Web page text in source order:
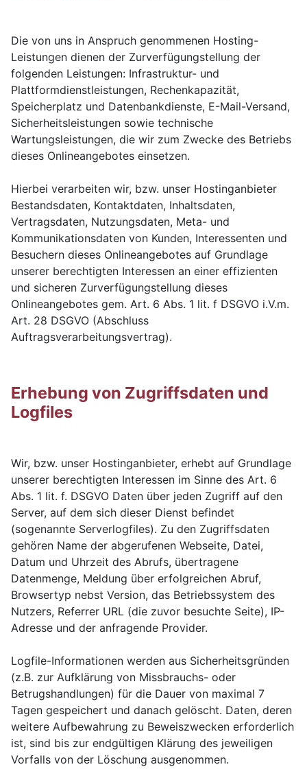
Die von uns in Anspruch genommenen Hosting-
Leistungen dienen der Zurverfügungstellung der
folgenden Leistungen: Infrastruktur- und
Plattformdienstleistungen, Rechenkapazität,
Speicherplatz und Datenbankdienste, E-Mail-Versand,
Sicherheitsleistungen sowie technische
Wartungsleistungen, die wir zum Zwecke des Betriebs
dieses Onlineangebotes einsetzen.
Hierbei verarbeiten wir, bzw. unser Hostinganbieter
Bestandsdaten, Kontaktdaten, Inhaltsdaten,
Vertragsdaten, Nutzungsdaten, Meta- und
Kommunikationsdaten von Kunden, Interessenten und
Besuchern dieses Onlineangebotes auf Grundlage
unserer berechtigten Interessen an einer effizienten
und sicheren Zurverfügungstellung dieses
Onlineangebotes gem. Art. 6 Abs. 1 lit. f DSGVO i.V.m.
Art. 28 DSGVO (Abschluss
Auftragsverarbeitungsvertrag).
Erhebung von Zugriffsdaten und
Logfiles
Wir, bzw. unser Hostinganbieter, erhebt auf Grundlage
unserer berechtigten Interessen im Sinne des Art. 6
Abs. 1 lit. f. DSGVO Daten über jeden Zugriff auf den
Server, auf dem sich dieser Dienst befindet
(sogenannte Serverlogfiles). Zu den Zugriffsdaten
gehören Name der abgerufenen Webseite, Datei,
Datum und Uhrzeit des Abrufs, übertragene
Datenmenge, Meldung über erfolgreichen Abruf,
Browsertyp nebst Version, das Betriebssystem des
Nutzers, Referrer URL (die zuvor besuchte Seite), IP-
Adresse und der anfragende Provider.
Logfile-Informationen werden aus Sicherheitsgründen
(z.B. zur Aufklärung von Missbrauchs- oder
Betrugshandlungen) für die Dauer von maximal 7
Tagen gespeichert und danach gelöscht. Daten, deren
weitere Aufbewahrung zu Beweiszwecken erforderlich
ist, sind bis zur endgültigen Klärung des jeweiligen
Vorfalls von der Löschung ausgenommen.